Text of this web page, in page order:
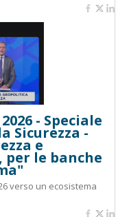
- Speciale
Sicurezza -
e
le banche
verso un ecosistema